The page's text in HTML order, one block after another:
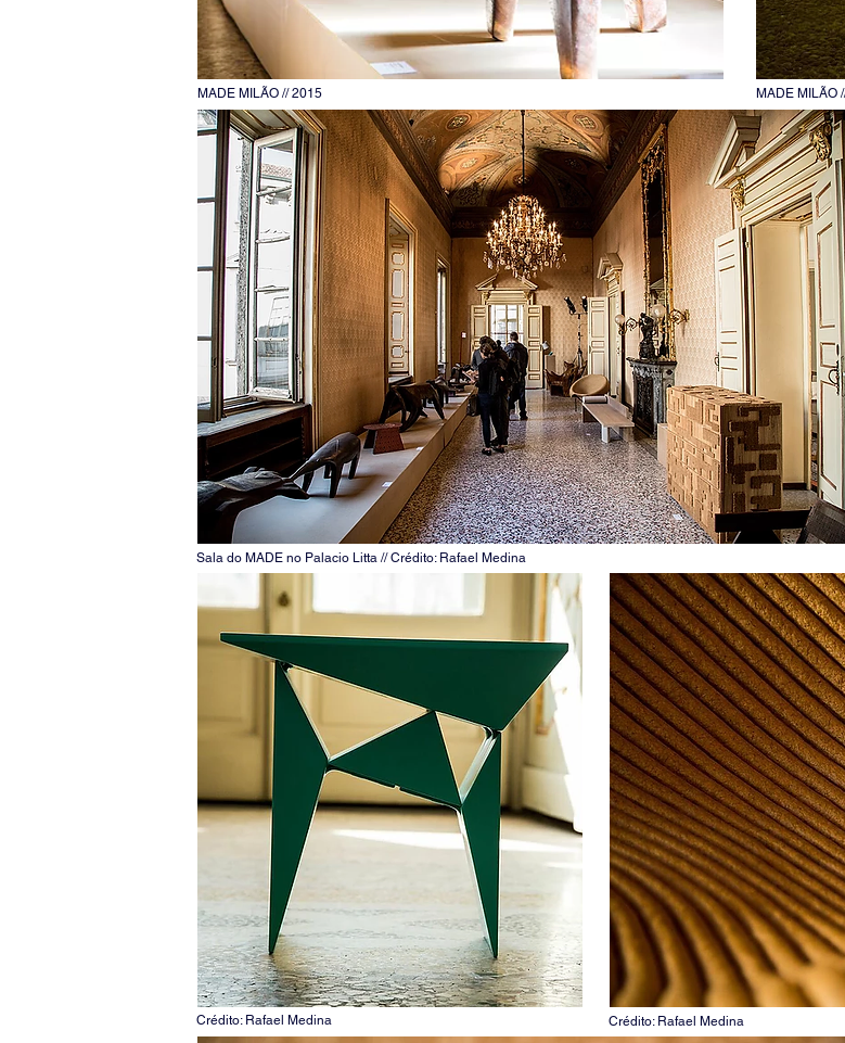
MADE MILÃO // 2015 MADE MILÃO
Sala do MADE no Palacio Litta // Crédito: Rafael Medina
Crédito: Rafael Medina Crédito: Rafael Medina